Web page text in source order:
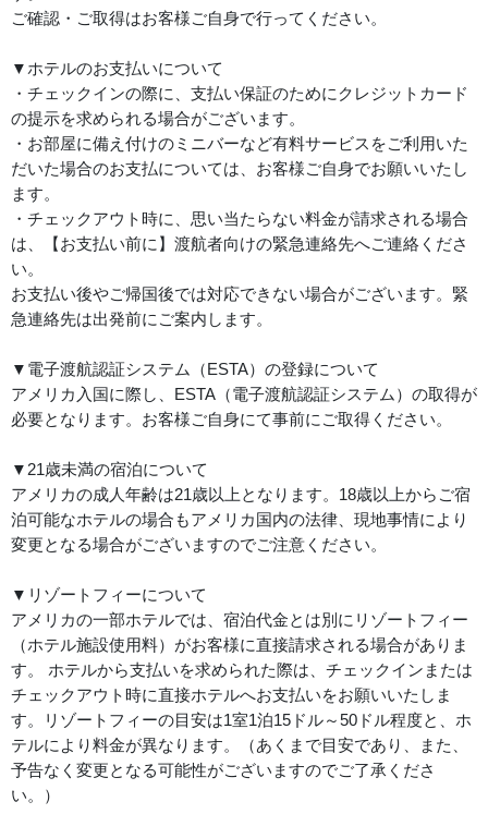
ご確認・ご取得はお客様ご自身で行ってください。
▼ホテルのお支払いについて
・チェックインの際に、支払い保証のためにクレジットカード
の提示を求められる場合がございます。
・お部屋に備え付けのミニバーなど有料サービスをご利用いた
だいた場合のお支払については、お客様ご自身でお願いいたし
ます。
・チェックアウト時に、思い当たらない料金が請求される場合
は、【お支払い前に】渡航者向けの緊急連絡先へご連絡くださ
い。
お支払い後やご帰国後では対応できない場合がございます。緊
急連絡先は出発前にご案内します。
▼電子渡航認証システム（ESTA）の登録について
アメリカ入国に際し、ESTA（電子渡航認証システム）の取得が
必要となります。お客様ご自身にて事前にご取得ください。
▼21歳未満の宿泊について
アメリカの成人年齢は21歳以上となります。18歳以上からご宿
泊可能なホテルの場合もアメリカ国内の法律、現地事情により
変更となる場合がございますのでご注意ください。
▼リゾートフィーについて
アメリカの一部ホテルでは、宿泊代金とは別にリゾートフィー
（ホテル施設使用料）がお客様に直接請求される場合がありま
す。 ホテルから支払いを求められた際は、チェックインまたは
チェックアウト時に直接ホテルへお支払いをお願いいたしま
す。リゾートフィーの目安は1室1泊15ドル～50ドル程度と、ホ
テルにより料金が異なります。（あくまで目安であり、また、
予告なく変更となる可能性がございますのでご了承くださ
い。）